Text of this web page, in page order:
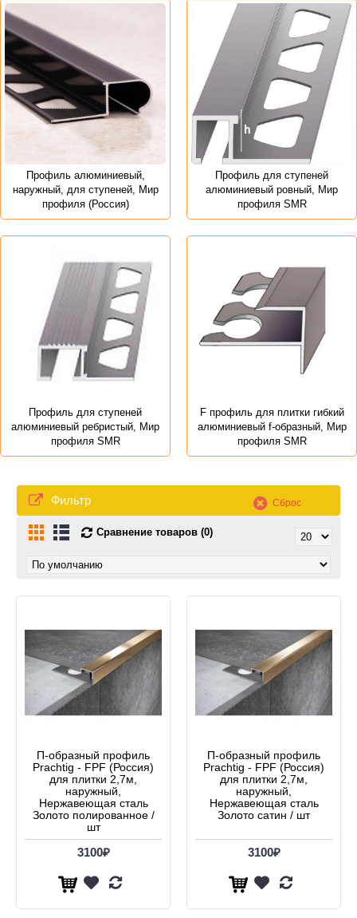
Профиль алюминиевый,
наружный, для ступеней, Мир
профиля (Россия)
Профиль для ступеней
алюминиевый ровный, Мир
профиля SMR
Профиль для ступеней
алюминиевый ребристый, Мир
профиля SMR
F профиль для плитки гибкий
алюминиевый f-образный, Мир
профиля SMR
Фильтр Сброс
Сравнение товаров (0)
П-образный профиль
Prachtig - FPF (Россия)
для плитки 2,7м,
наружный,
Нержавеющая сталь
Золото полированное /
шт
3100₽
П-образный профиль
Prachtig - FPF (Россия)
для плитки 2,7м,
наружный,
Нержавеющая сталь
Золото сатин / шт
3100₽